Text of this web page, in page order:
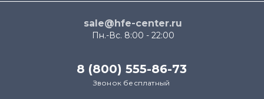
sale@hfe-center.ru
Пн.-Вс. 8:00 - 22:00
8 (800) 555-86-73
Звонок бесплатный